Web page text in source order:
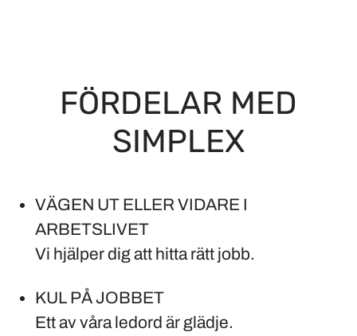
FÖRDELAR MED
SIMPLEX
VÄGEN UT ELLER VIDARE I
ARBETSLIVET
Vi hjälper dig att hitta rätt jobb.
KUL PÅ JOBBET
Ett av våra ledord är glädje.